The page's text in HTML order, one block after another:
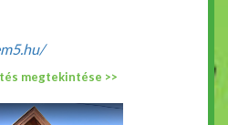
megtekintése >>